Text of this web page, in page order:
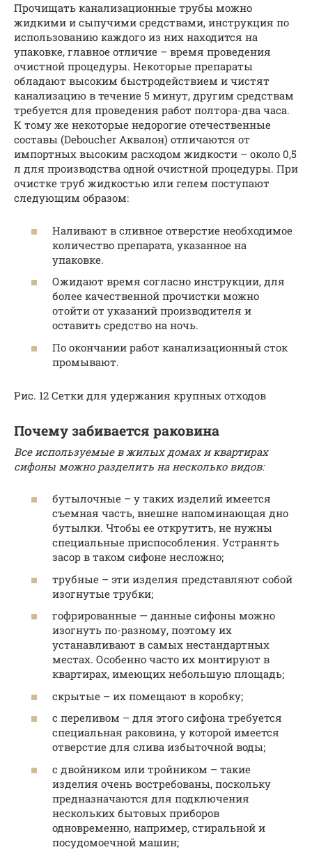
Прочищать канализационные трубы можно
жидкими и сыпучими средствами, инструкция по
использованию каждого из них находится на
упаковке, главное отличие – время проведения
очистной процедуры. Некоторые препараты
обладают высоким быстродействием и чистят
канализацию в течение 5 минут, другим средствам
требуется для проведения работ полтора-два часа.
К тому же некоторые недорогие отечественные
составы (Deboucher Аквалон) отличаются от
импортных высоким расходом жидкости – около 0,5
л для производства одной очистной процедуры. При
очистке труб жидкостью или гелем поступают
следующим образом:
Наливают в сливное отверстие необходимое
количество препарата, указанное на
упаковке.
Ожидают время согласно инструкции, для
более качественной прочистки можно
отойти от указаний производителя и
оставить средство на ночь.
По окончании работ канализационный сток
промывают.
Рис. 12 Сетки для удержания крупных отходов
Почему забивается раковина
Все используемые в жилых домах и квартирах
сифоны можно разделить на несколько видов:
бутылочные – у таких изделий имеется
съемная часть, внешне напоминающая дно
бутылки. Чтобы ее открутить, не нужны
специальные приспособления. Устранять
засор в таком сифоне несложно;
трубные – эти изделия представляют собой
изогнутые трубки;
гофрированные — данные сифоны можно
изогнуть по-разному, поэтому их
устанавливают в самых нестандартных
местах. Особенно часто их монтируют в
квартирах, имеющих небольшую площадь;
скрытые – их помещают в коробку;
с переливом – для этого сифона требуется
специальная раковина, у которой имеется
отверстие для слива избыточной воды;
с двойником или тройником – такие
изделия очень востребованы, поскольку
предназначаются для подключения
нескольких бытовых приборов
одновременно, например, стиральной и
посудомоечной машин;